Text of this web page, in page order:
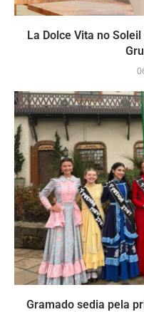
La Dolce Vita no
Gramado sedia pela